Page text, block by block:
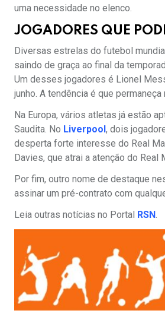
uma necessidade no elenco.
JOGADORES QUE
Diversas estrelas do futebol
saindo de graça ao final da
Um desses jogadores é Lionel
junho. A tendência é que
Na Europa, vários atletas já estão
Saudita. No Liverpool, dois
desperta forte interesse do Real
Davies, que atrai a atenção do
Por fim, outro nome de destaque
assinar um pré-contrato com
Leia outras notícias no Portal RSN.